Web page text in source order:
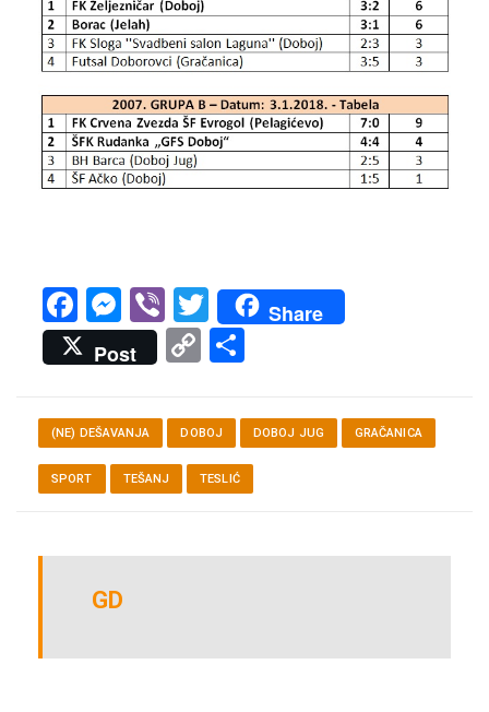
Facebook
Messenger
ViberTwitter
Share
Post
Copy
(NE) DEŠAVANJA DOBOJ DOBOJ JUG GRAČANICA
SPORT TEŠANJ TESLIĆ
GD